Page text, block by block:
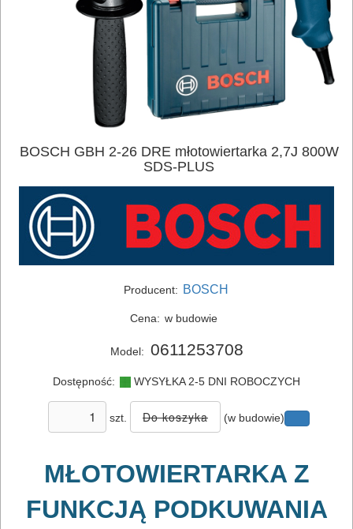
ELEKTRONARZĘDZIA
SIECIOWE
bruzdownice
lamelownice
lutownice
mieszadła
młotowiertarki
BOSCH GBH 2-26 DRE młotowiertarka 2,7J 800W
SDS-PLUS
Producent: BOSCH
Cena: w budowie
Model: 0611253708
Dostępność: WYSYŁKA 2-5 DNI ROBOCZYCH
szt. (w budowie)
MŁOTOWIERTARKA Z
FUNKCJĄ PODKUWANIA